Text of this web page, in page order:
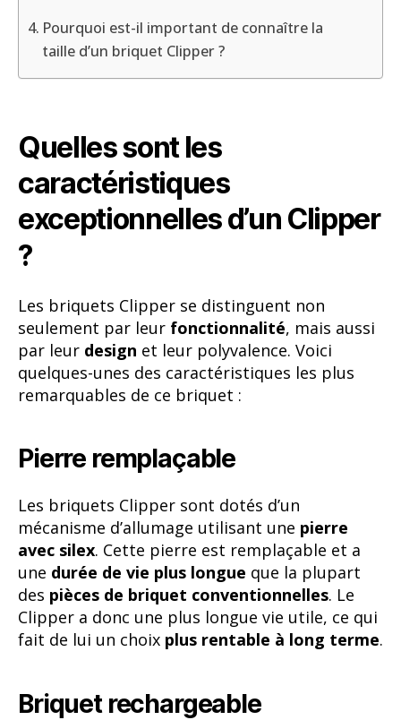
Pourquoi est-il important de connaître la
taille d’un briquet Clipper ?
Quelles sont les
caractéristiques
exceptionnelles d’un Clipper
?
Les briquets Clipper se distinguent non
seulement par leur fonctionnalité, mais aussi
par leur design et leur polyvalence. Voici
quelques-unes des caractéristiques les plus
remarquables de ce briquet :
Pierre remplaçable
Les briquets Clipper sont dotés d’un
mécanisme d’allumage utilisant une pierre
avec silex. Cette pierre est remplaçable et a
une durée de vie plus longue que la plupart
des pièces de briquet conventionnelles. Le
Clipper a donc une plus longue vie utile, ce qui
fait de lui un choix plus rentable à long terme.
Briquet rechargeable